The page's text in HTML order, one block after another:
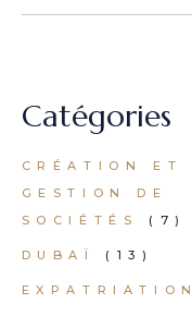
Catégories
CRÉATION ET
GESTION DE
SOCIÉTÉS
(7)
DUBAÏ (13)
EXPATRIATION